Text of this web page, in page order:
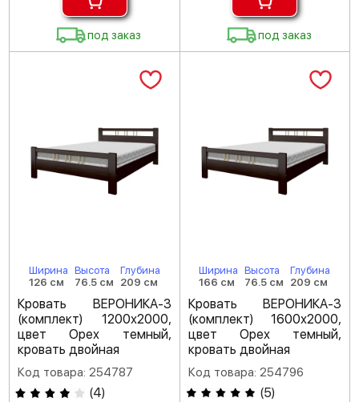
под заказ под заказ
Ширина
126 см
Высота
76.5 см
Глубина
209 см
Кровать ВЕРОНИКА-3
(комплект) 1200х2000,
цвет Орех темный,
кровать двойная
Код товара: 254787
(4)
Ширина
166 см
Высота
76.5 см
Глубина
209 см
Кровать ВЕРОНИКА-3
(комплект) 1600х2000,
цвет Орех темный,
кровать двойная
Код товара: 254796
(5)